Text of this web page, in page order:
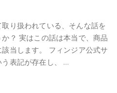
り扱われている、そんな話を
？ 実はこの話は本当で、商品
当します。 フィンジア公式サ
表記が存在し、 …